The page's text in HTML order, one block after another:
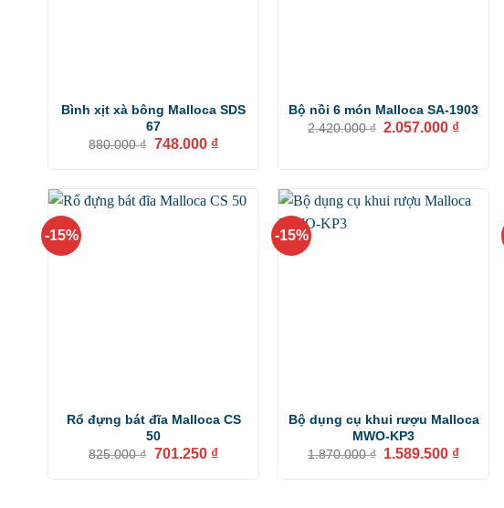
Bình xịt xà bông Malloca SDS
67
880.000₫ Giá
748.000 ₫Giá
748.000 ₫.
Bộ nồi 6 món Malloca SA-1903
2.420.000₫ Giá
2.057.000 ₫Giá
-15%
Rổ đựng bát đĩa Malloca CS
50
825.000₫ Giá
701.250 ₫Giá
-15%
Bộ dụng cụ khui rượu Malloca
MWO-KP3
1.870.000₫ Giá
1.589.500 ₫Giá